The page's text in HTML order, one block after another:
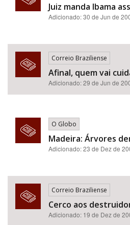
Juiz manda Ibama
Adicionado: 30 de Jun de
Correio Braziliense
Afinal, quem vai
Adicionado: 29 de Jun de
O Globo
Madeira: Árvores
Adicionado: 23 de Dez de
Correio Braziliense
Cerco aos
Adicionado: 19 de Dez de